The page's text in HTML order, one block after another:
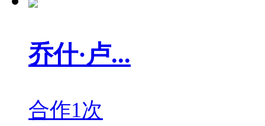
乔什·卢...
合作1次